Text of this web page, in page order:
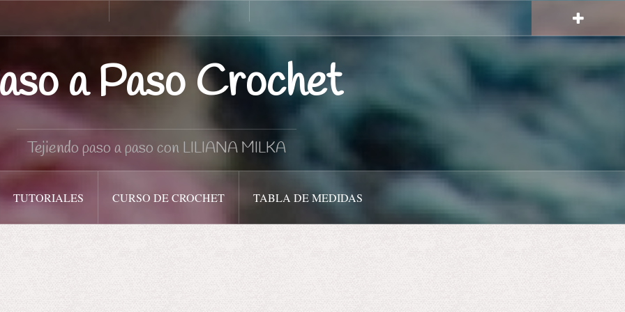
Crochet
medidas
a Paso Crochet
Tejiendo paso a paso con LILIANA MILKA
TUTORIALES CURSO DE CROCHET TABLA DE MEDIDAS